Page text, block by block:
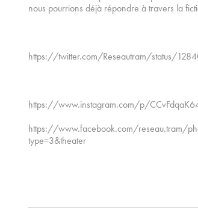
nous pourrions déjà répondre à travers la
https://twitter.com/Reseautram/status/
https://www.instagram.com/p/
https://www.facebook.com/reseau.tram/
type=3&theater